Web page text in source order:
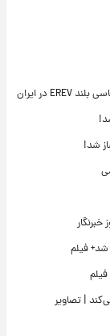
شد!
فیلم
| تصاویر